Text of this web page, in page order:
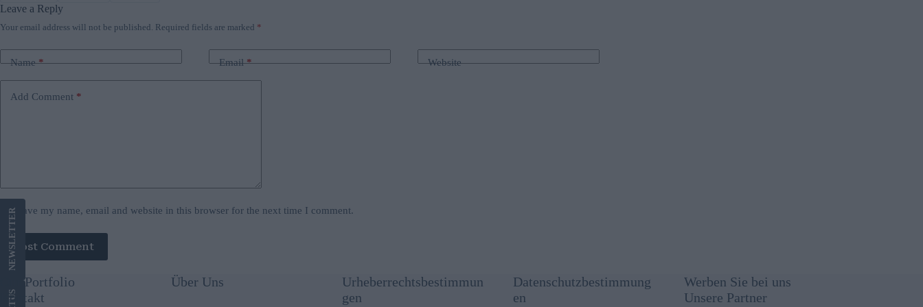
Leave a Reply
Your email address will not be published. Required fields are marked *
Name* Email* Website
Add Comment *
Save my name, email and website in this browser for the next time I comment.
Post Comment
US
NEWS
LETTER
Our Portfolio
Kontakt
Über Uns
Urheberrechtsbestimmun
gen
Datenschutzbestimmung
en
Werben Sie bei uns
Unsere Partner